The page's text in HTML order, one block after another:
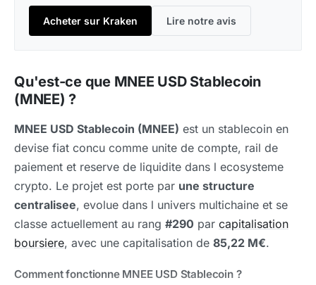
Acheter sur Kraken Lire notre avis
Qu'est-ce que MNEE USD Stablecoin
(MNEE) ?
MNEE USD Stablecoin (MNEE) est un stablecoin en
devise fiat concu comme unite de compte, rail de
paiement et reserve de liquidite dans l ecosysteme
crypto. Le projet est porte par une structure
centralisee, evolue dans l univers multichaine et se
classe actuellement au rang #290 par capitalisation
boursiere, avec une capitalisation de 85,22 M€.
Comment fonctionne MNEE USD Stablecoin ?